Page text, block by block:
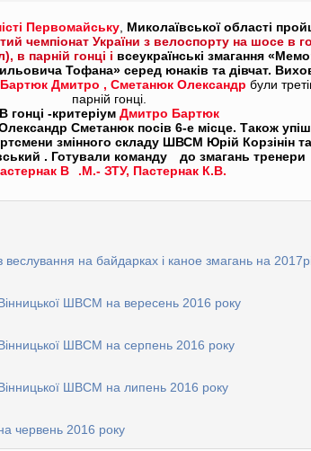
Первомайську Миколаївської області
чемпіонат України з велоспорту на шосе в
в парній гонці і всеукраїнські змагання
Тофана» серед юнаків та дівчат.
Бартюк Дмитро , Сметанюк Олександр були
парній гонці.
В гонці -критеріум Дмитро Бартюк
Сметанюк посів 6-е місце. Також
змінного складу ШВСМ Юрій Корзінін та
. Готували команду
до змагань тренери
В
.М.- ЗТУ, Пастернак К.В.
на байдарках і каное змагань на
ШВСМ на вересень 2016 року
ШВСМ на серпень 2016 року
ШВСМ на липень 2016 року
червень 2016 року